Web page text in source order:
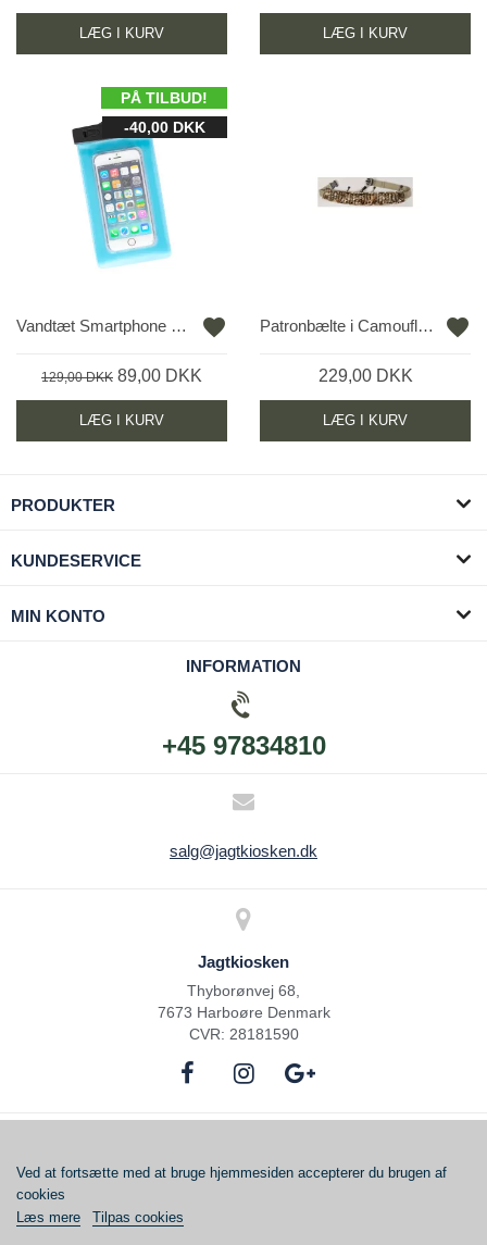
LÆG I KURV LÆG I KURV
Vandtæt Smartphone Etui fra Trespass
129,00 DKK 89,00 DKK
LÆG I KURV
favorite
PÅ TILBUD!
-40,00 DKK
Patronbælte i Camouflage
229,00 DKK
LÆG I KURV
favorite
PRODUKTER
KUNDESERVICE
MIN KONTO
INFORMATION
+45 97834810
salg@jagtkiosken.dk
Jagtkiosken
Thyborønvej 68,
7673 Harboøre Denmark
CVR: 28181590
Copyright © 2023
Ved at fortsætte med at bruge hjemmesiden accepterer du brugen af ​​
cookies
Læs mere
Tilpas cookies